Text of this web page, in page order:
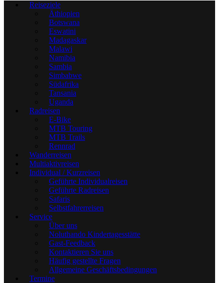
Reiseziele
Äthiopien
Botswana
Eswatini
Madagaskar
Malawi
Namibia
Sambia
Simbabwe
Südafrika
Tansania
Uganda
Radreisen
E-Bike
MTB Touring
MTB Trails
Rennrad
Wanderreisen
Multiaktivreisen
Individual / Kurzreisen
Geführte Individualreisen
Geführte Radreisen
Safaris
Selbstfahrerreisen
Service
Über uns
Noluthando Kindertagesstätte
Gast-Feedback
Kontaktieren Sie uns
Häufig gestellte Fragen
Allgemeine Geschäftsbedingungen
Termine